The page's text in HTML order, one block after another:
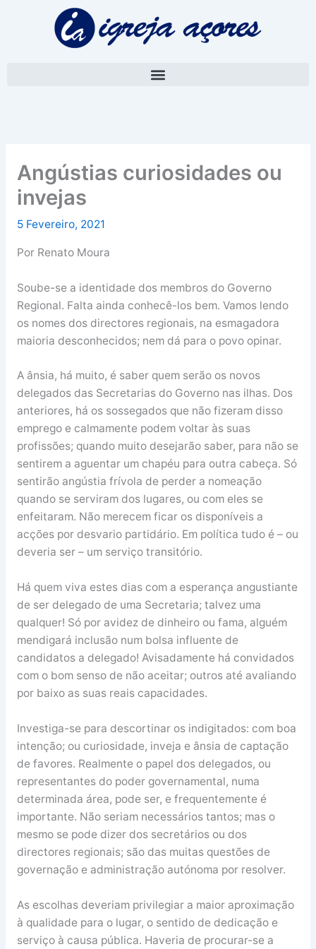
Angústias curiosidades ou
invejas
5 Fevereiro, 2021
Por Renato Moura
Soube-se a identidade dos membros do Governo
Regional. Falta ainda conhecê-los bem. Vamos lendo
os nomes dos directores regionais, na esmagadora
maioria desconhecidos; nem dá para o povo opinar.
A ânsia, há muito, é saber quem serão os novos
delegados das Secretarias do Governo nas ilhas. Dos
anteriores, há os sossegados que não fizeram disso
emprego e calmamente podem voltar às suas
profissões; quando muito desejarão saber, para não se
sentirem a aguentar um chapéu para outra cabeça. Só
sentirão angústia frívola de perder a nomeação
quando se serviram dos lugares, ou com eles se
enfeitaram. Não merecem ficar os disponíveis a
acções por desvario partidário. Em política tudo é – ou
deveria ser – um serviço transitório.
Há quem viva estes dias com a esperança angustiante
de ser delegado de uma Secretaria; talvez uma
qualquer! Só por avidez de dinheiro ou fama, alguém
mendigará inclusão num bolsa influente de
candidatos a delegado! Avisadamente há convidados
com o bom senso de não aceitar; outros até avaliando
por baixo as suas reais capacidades.
Investiga-se para descortinar os indigitados: com boa
intenção; ou curiosidade, inveja e ânsia de captação
de favores. Realmente o papel dos delegados, ou
representantes do poder governamental, numa
determinada área, pode ser, e frequentemente é
importante. Não seriam necessários tantos; mas o
mesmo se pode dizer dos secretários ou dos
directores regionais; são das muitas questões de
governação e administração autónoma por resolver.
As escolhas deveriam privilegiar a maior aproximação
à qualidade para o lugar, o sentido de dedicação e
serviço à causa pública. Haveria de procurar-se a